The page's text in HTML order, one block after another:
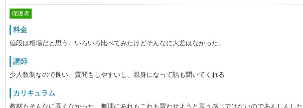
保護者
料金
値段は相場だと思う。いろいろ比べてみたけどそんなに大差はなかった。
講師
少人数制なので良い。質問もしやすいし、親身になって話も聞いてくれる
カリキュラム
教材もそんなに高くなかった。無理にあれもこれも買わせようと言う感じではないのであんしんした